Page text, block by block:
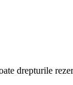
drepturile